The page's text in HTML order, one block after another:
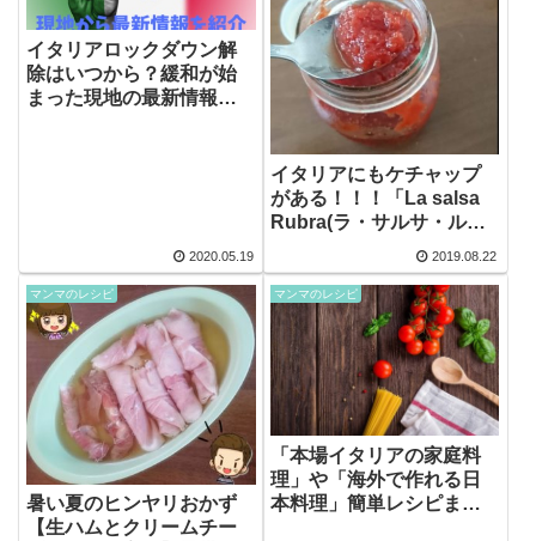
イタリアロックダウン解
除はいつから？緩和が始
まった現地の最新情報を
2020.05.19
イタリアにもケチャップ
がある！！！「La salsa
Rubra(ラ・サルサ・ルー
ブラ)」激うまっ！【レシ
ピあり】
2019.08.22
マンマのレシピ
暑い夏のヒンヤリおかず
【生ハムとクリームチー
マンマのレシピ
「本場イタリアの家庭料
理」や「海外で作れる日
本料理」簡単レシピまと